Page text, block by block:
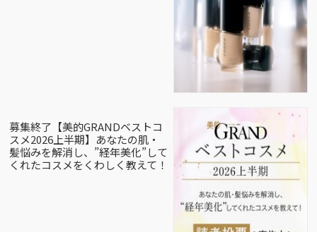
募集終了【美的GRANDベストコ
スメ2026上半期】あなたの肌・
髪悩みを解消し、”経年美化”して
くれたコスメをくわしく教えて！